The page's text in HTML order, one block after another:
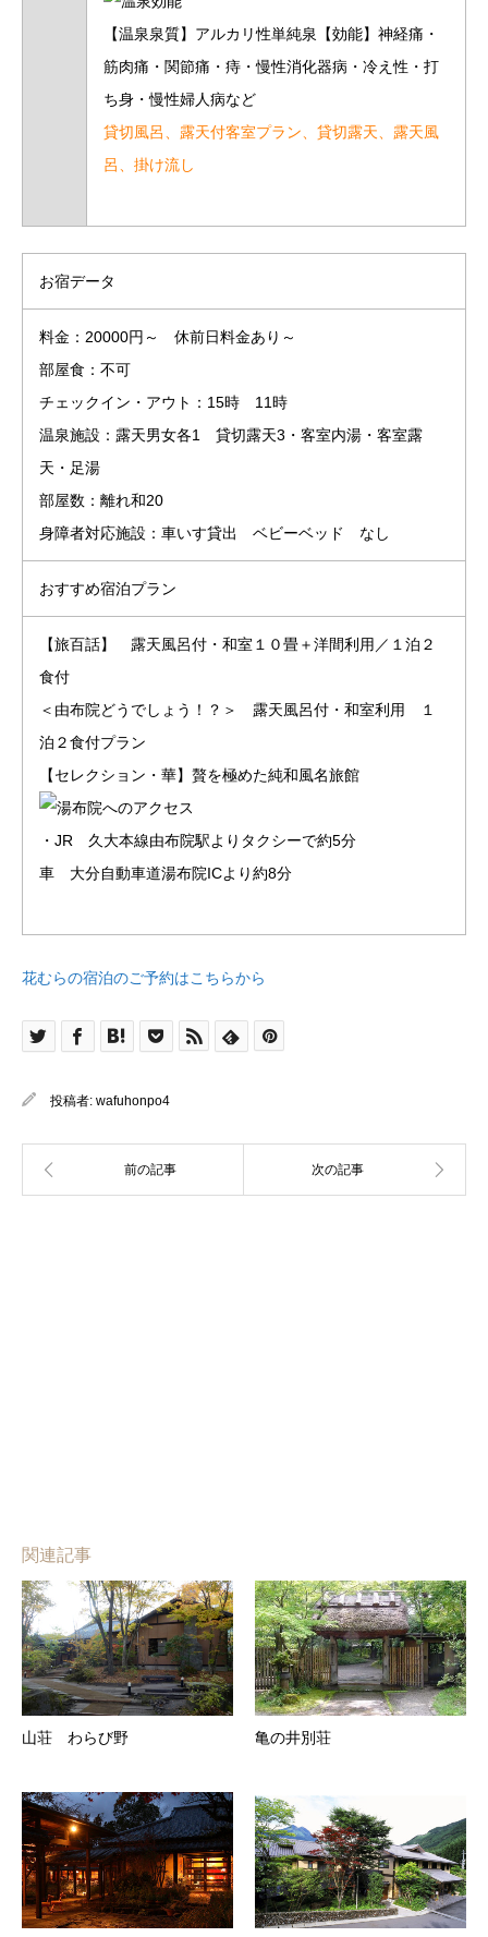
【温泉泉質】アルカリ性単純泉【効能】神経痛・
筋肉痛・関節痛・痔・慢性消化器病・冷え性・打
ち身・慢性婦人病など
貸切風呂、露天付客室プラン、貸切露天、露天風
呂、掛け流し
お宿データ
料金：20000円～ 休前日料金あり～
部屋食：不可
チェックイン・アウト：15時 11時
温泉施設：露天男女各1 貸切露天3・客室内湯・客室露
天・足湯
部屋数：離れ和20
身障者対応施設：車いす貸出 ベビーベッド なし
おすすめ宿泊プラン
【旅百話】 露天風呂付・和室１０畳＋洋間利用／１泊２
食付
＜由布院どうでしょう！？＞ 露天風呂付・和室利用 １
泊２食付プラン
【セレクション・華】贅を極めた純和風名旅館
・JR 久大本線由布院駅よりタクシーで約5分
車 大分自動車道湯布院ICより約8分
花むらの宿泊のご予約はこちらから
投稿者: wafuhonpo4
関連記事
山荘 わらび野 亀の井別荘